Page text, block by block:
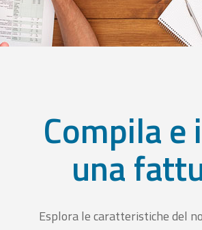
Compila e
una
Esplora le caratteristiche del